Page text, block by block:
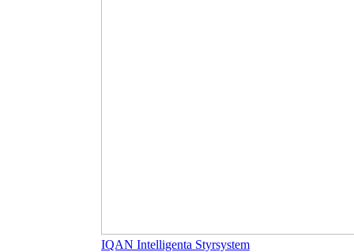
IQAN Intelligenta Styrsystem